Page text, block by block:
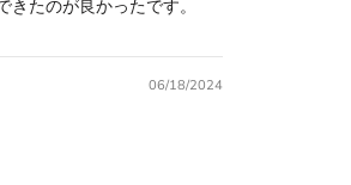
たのが良かったです。
06/18/2024